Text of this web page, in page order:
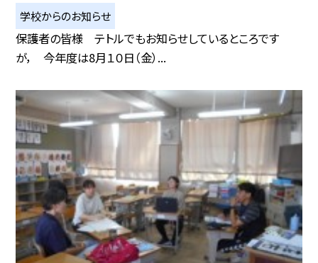
学校からのお知らせ
保護者の皆様 テトルでもお知らせしているところです
が， 今年度は8月１０日（金）...